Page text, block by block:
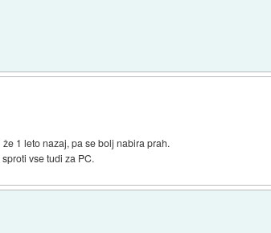
1 leto nazaj, pa se bolj nabira prah.
vse tudi za PC.